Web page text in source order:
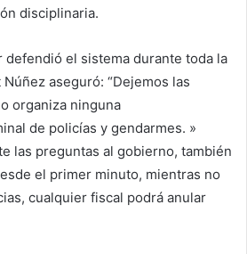
disciplinaria.
el sistema durante toda la
aseguró: “Dejemos las
organiza ninguna
de policías y gendarmes. »
las preguntas al gobierno, también
el primer minuto, mientras no
cualquier fiscal podrá anular